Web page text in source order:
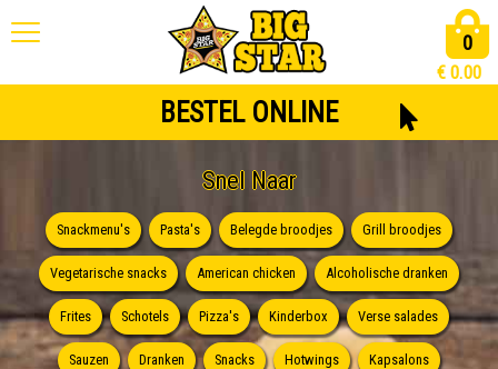
0
€ 0.00
BESTEL ONLINE
Snel Naar
Snackmenu's Pasta's Belegde broodjes Grill broodjes
Vegetarische snacks American chicken Alcoholische dranken
Frites Schotels Pizza's Kinderbox Verse salades
Sauzen Dranken Snacks Hotwings Kapsalons